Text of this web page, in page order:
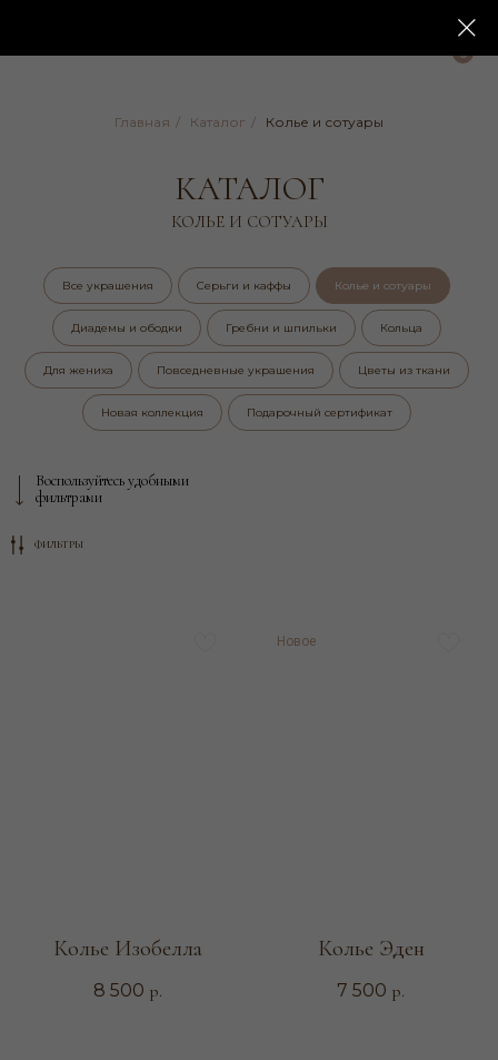
Главная / Каталог / Колье и сотуары
КАТАЛОГ
КОЛЬЕ И СОТУАРЫ
Все украшения Серьги и каффы Колье и сотуары
Диадемы и ободки Гребни и шпильки Кольца
Для жениха Повседневные украшения Цветы из ткани
Новая коллекция Подарочный сертификат
Воспользуйтесь удобными
фильтрами
ФИЛЬТРЫ
Колье Изобелла
8 500 р.
Новое
Колье Эден
7 500 р.